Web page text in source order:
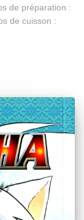
de préparation :
de cuisson :